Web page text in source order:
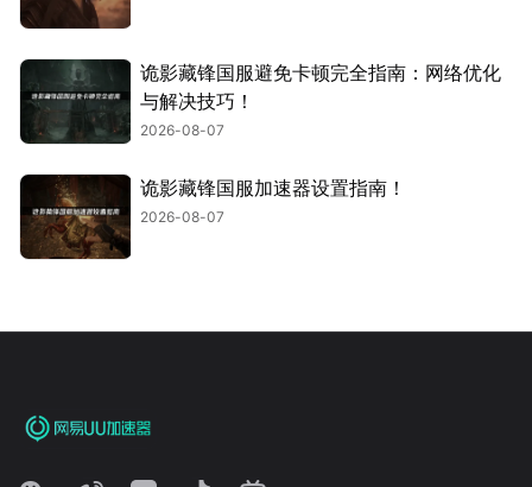
诡影藏锋国服避免卡顿完全指南：网络优化
与解决技巧！
2026-08-07
诡影藏锋国服加速器设置指南！
2026-08-07